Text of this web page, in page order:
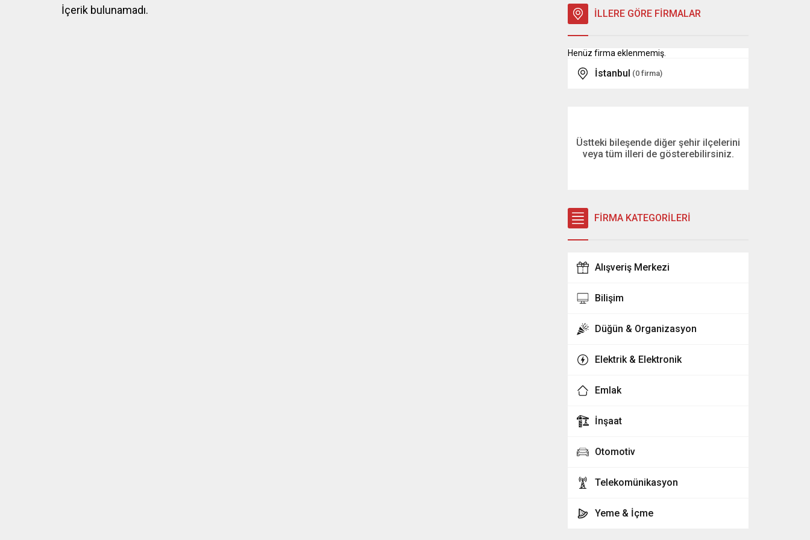
İçerik bulunamadı. İLLERE GÖRE FİRMALAR
Henüz firma eklenmemiş.
İstanbul (0 firma)
Üstteki bileşende diğer şehir ilçelerini
veya tüm illeri de gösterebilirsiniz.
FİRMA KATEGORİLERİ
Alışveriş Merkezi
Bilişim
Düğün & Organizasyon
Elektrik & Elektronik
Emlak
İnşaat
Otomotiv
Telekomünikasyon
Yeme & İçme